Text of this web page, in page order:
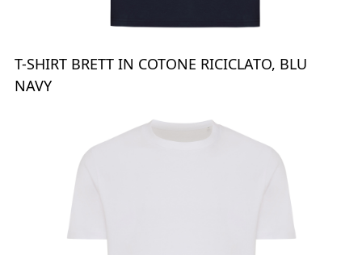
T-SHIRT BRETT IN COTONE RICICLATO, BLU
NAVY